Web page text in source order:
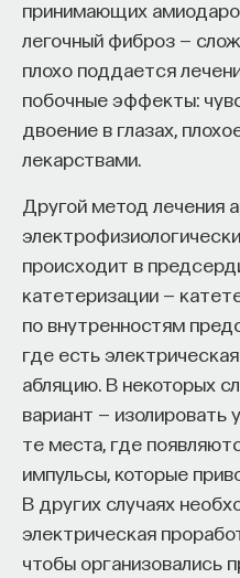
принимающих
легочный фиброз —
плохо поддается
побочные эффекты:
двоение в глазах,
лекарствами.
Другой метод лечения
происходит в
катетеризации —
по внутренностям
где есть
абляцию. В некоторых
вариант — изолировать
те места, где
импульсы, которые
В других случаях
электрическая
чтобы организовались